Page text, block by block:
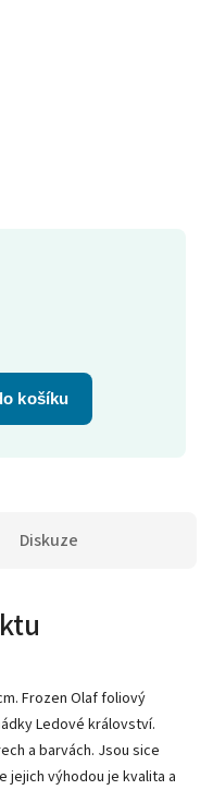
košíku
Diskuze
Frozen Olaf foliový
Ledové království.
a barvách. Jsou sice
jejich výhodou je kvalita a